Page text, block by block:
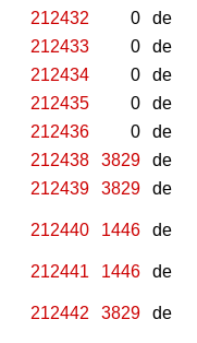
212432
0 de
212433
0 de
212434
0 de
212435
0 de
212436
0 de
212438
3829 de
212439
3829 de
212440 1446 de
212441
1446 de
212442 3829 de